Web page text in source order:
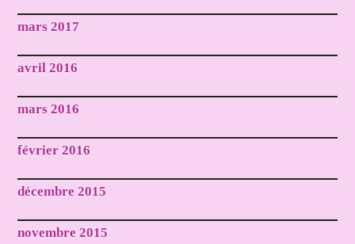
mars 2017
avril 2016
mars 2016
février 2016
décembre 2015
novembre 2015